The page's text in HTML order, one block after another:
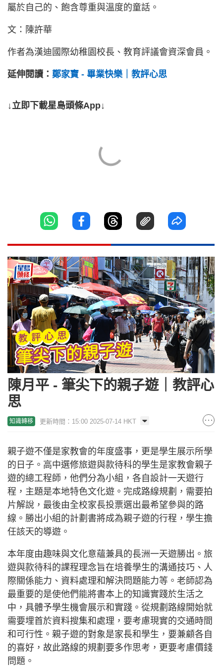
屬於自己的、飽含尊重與溫度的童話。
文：陳許華
作者為漢迪國際幼稚園校長、教育評議會資深會員。
延伸閱讀： 鄭家寶 - 畢業快樂｜教評心思
↓立即下載星島頭條App↓
陳月平 - 筆尖下的親子遊｜教評心
思
知識轉移 更新時間：15:00 2025-07-14 HKT
親子遊不僅是家教會的年度盛事，更是學生展示所學
的日子。高中選修旅遊與款待科的學生是家教會親子
遊的總工程師，他們分為小組，各自設計一天遊行
程，主題是本地特色文化遊。完成路線規劃，需要拍
片解說，最後由全校家長投票選出最希望參與的路
線。勝出小組的計劃書將成為親子遊的行程，學生擔
任該天的導遊。
本年度由趣味與文化意蘊兼具的長洲一天遊勝出。旅
遊與款待科的課程理念旨在培養學生的溝通技巧、人
際關係能力、資料處理和解決問題能力等。老師認為
最重要的是使他們能將書本上的知識實踐於生活之
中，具體予學生機會展示和實踐。從規劃路線開始就
需要埋首於資料搜集和處理，要考慮現實的交通時間
和可行性。親子遊的對象是家長和學生，要兼顧各自
的喜好，故此路線的規劃要多作思考，更要考慮價錢
問題。